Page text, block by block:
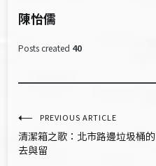
陳怡儒
Posts created 40
文
章
PREVIOUS ARTICLE
清潔箱之歌：北市路邊垃圾桶的
去與留